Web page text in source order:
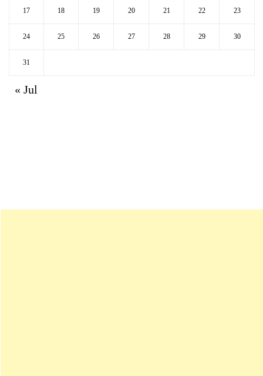
17 18 19 20 21 22 23
24 25 26 27 28 29 30
31
« Jul